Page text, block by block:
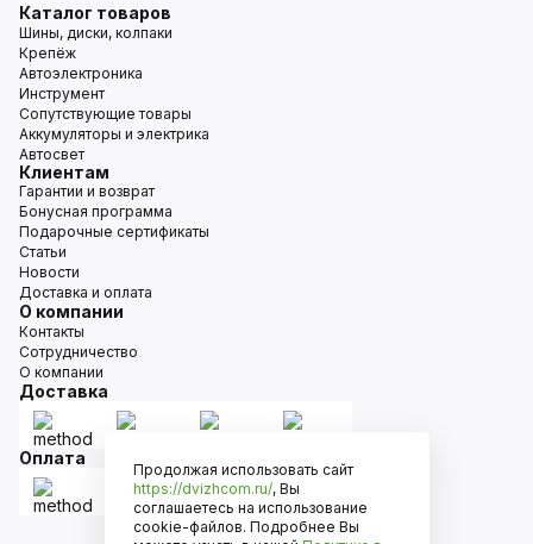
Каталог товаров
Шины, диски, колпаки
Крепёж
Автоэлектроника
Инструмент
Сопутствующие товары
Аккумуляторы и электрика
Автосвет
Клиентам
Гарантии и возврат
Бонусная программа
Подарочные сертификаты
Статьи
Новости
Доставка и оплата
О компании
Контакты
Сотрудничество
О компании
Доставка
Оплата
Продолжая использовать сайт
https://dvizhcom.ru/, Вы
соглашаетесь на использование
cookie-файлов. Подробнее Вы